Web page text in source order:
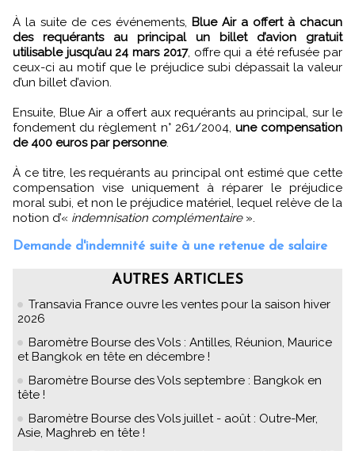
À la suite de ces événements, Blue Air a offert à chacun
des requérants au principal un billet d’avion gratuit
utilisable jusqu’au 24 mars 2017, offre qui a été refusée par
ceux-ci au motif que le préjudice subi dépassait la valeur
d’un billet d’avion.
Ensuite, Blue Air a offert aux requérants au principal, sur le
fondement du règlement n° 261/2004, une compensation
de 400 euros par personne.
À ce titre, les requérants au principal ont estimé que cette
compensation vise uniquement à réparer le préjudice
moral subi, et non le préjudice matériel, lequel relève de la
notion d’« indemnisation complémentaire».
Demande d'indemnité suite à une retenue de salaire
AUTRES ARTICLES
Transavia France ouvre les ventes pour la saison hiver
2026
Baromètre Bourse des Vols : Antilles, Réunion, Maurice
et Bangkok en tête en décembre !
Baromètre Bourse des Vols septembre : Bangkok en
tête !
Baromètre Bourse des Vols juillet - août : Outre-Mer,
Asie, Maghreb en tête !